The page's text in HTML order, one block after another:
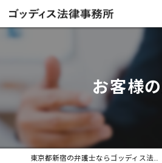
お客様
東京都新宿の弁護士ならゴッディス法律事務所